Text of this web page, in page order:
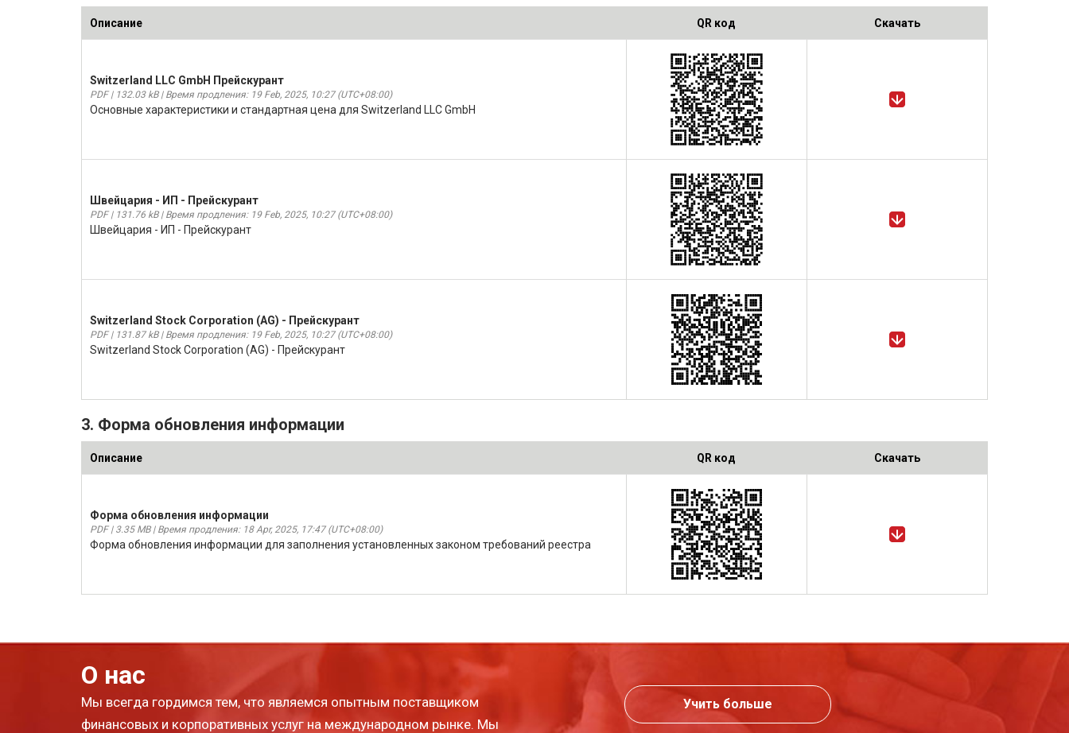
Описание QR код Скачать
Switzerland LLC GmbH Прейскурант
PDF | 132.03 kB | Время продления: 19 Feb, 2025, 10:27 (UTC+08:00)
Основные характеристики и стандартная цена для Switzerland LLC GmbH
Швейцария - ИП - Прейскурант
PDF | 131.76 kB | Время продления: 19 Feb, 2025, 10:27 (UTC+08:00)
Швейцария - ИП - Прейскурант
Switzerland Stock Corporation (AG) - Прейскурант
PDF | 131.87 kB | Время продления: 19 Feb, 2025, 10:27 (UTC+08:00)
Switzerland Stock Corporation (AG) - Прейскурант
3. Форма обновления информации
Описание QR код Скачать
Форма обновления информации
PDF | 3.35 MB | Время продления: 18 Apr, 2025, 17:47 (UTC+08:00)
Форма обновления информации для заполнения установленных законом требований реестра
О нас
Мы всегда гордимся тем, что являемся опытным поставщиком
финансовых и корпоративных услуг на международном рынке. Мы
Учить больше